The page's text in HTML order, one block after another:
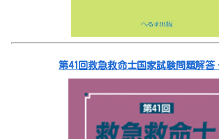
第41回救急救命士国家試験問題解答